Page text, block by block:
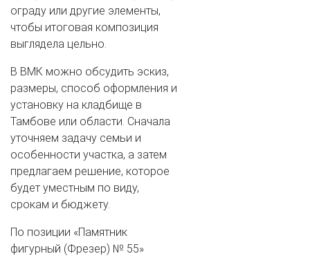
ограду или другие элементы,
чтобы итоговая композиция
выглядела цельно.
В ВМК можно обсудить эскиз,
размеры, способ оформления и
установку на кладбище в
Тамбове или области. Сначала
уточняем задачу семьи и
особенности участка, а затем
предлагаем решение, которое
будет уместным по виду,
срокам и бюджету.
По позиции «Памятник
фигурный (Фрезер) № 55»